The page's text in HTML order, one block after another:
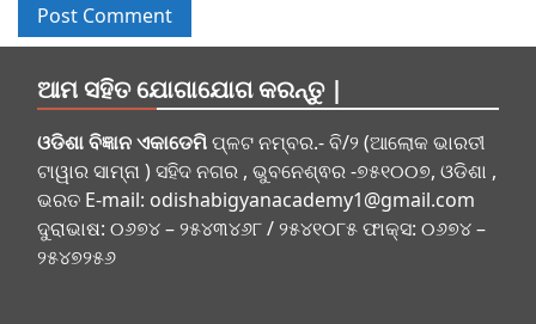
ଆମ ସହିତ ଯୋଗାଯୋଗ କରନ୍ତୁ |
ଓଡିଶା ବିଜ୍ଞାନ ଏକାଡେମିପ୍ଳଟ ନମ୍ବର.- ବି/୨ (ଆଲୋକ ଭାରତୀ
ଟାୱାର ସାମ୍ନା ) ସହିଦ ନଗର , ଭୁବନେଶ୍ଵର -୭୫୧୦୦୭, ଓଡିଶା ,
ଭରତ E-mail: odishabigyanacademy1@gmail.com
ଦୁରାଭାଷ: ୦୬୭୪ – ୨୫୪୩୪୬୮ / ୨୫୪୧୦୮୫ ଫାକ୍ସ: ୦୬୭୪ –
୨୫୪୭୨୫୬